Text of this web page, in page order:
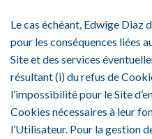
Le cas échéant, Edwige
pour les conséquences liées
Site et des services
résultant (i) du refus de
l’impossibilité pour le Site
Cookies nécessaires à leur
l’Utilisateur. Pour la gestion